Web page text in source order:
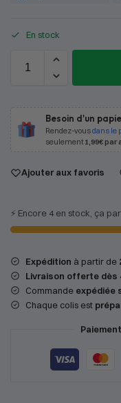
En stock
Besoin d'un
Rendez-vousdans le
seulement 1,99€ par
Ajouter aux favoris
⚡️ Encore 4 en stock, ça
Expédition à partir de
Livraison offerte dès
Commande expédiée
Chaque colis est